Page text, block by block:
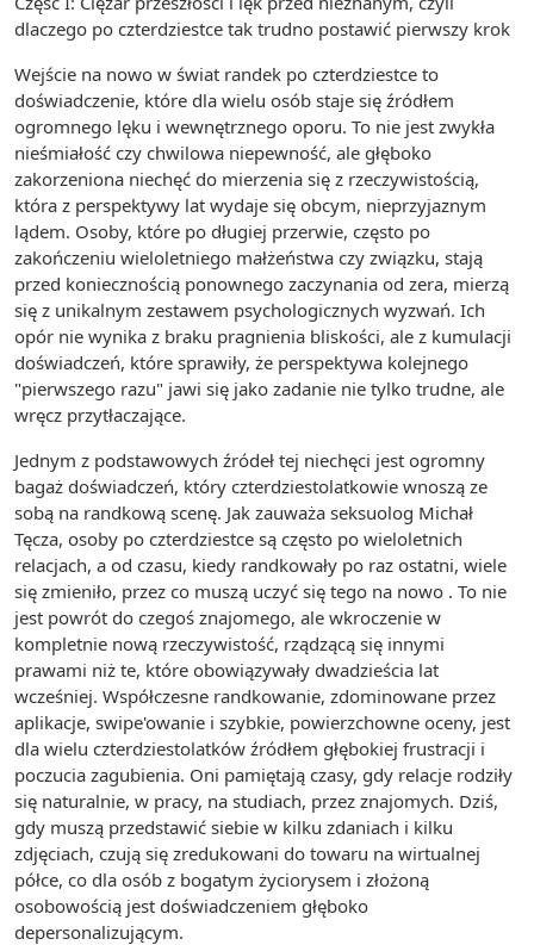
dlaczego po czterdziestce tak trudno postawić pierwszy krok
Wejście na nowo w świat randek po czterdziestce to
doświadczenie, które dla wielu osób staje się źródłem
ogromnego lęku i wewnętrznego oporu. To nie jest zwykła
nieśmiałość czy chwilowa niepewność, ale głęboko
zakorzeniona niechęć do mierzenia się z rzeczywistością,
która z perspektywy lat wydaje się obcym, nieprzyjaznym
lądem. Osoby, które po długiej przerwie, często po
zakończeniu wieloletniego małżeństwa czy związku, stają
przed koniecznością ponownego zaczynania od zera, mierzą
się z unikalnym zestawem psychologicznych wyzwań. Ich
opór nie wynika z braku pragnienia bliskości, ale z kumulacji
doświadczeń, które sprawiły, że perspektywa kolejnego
"pierwszego razu" jawi się jako zadanie nie tylko trudne, ale
wręcz przytłaczające.
Jednym z podstawowych źródeł tej niechęci jest ogromny
bagaż doświadczeń, który czterdziestolatkowie wnoszą ze
sobą na randkową scenę. Jak zauważa seksuolog Michał
Tęcza, osoby po czterdziestce są często po wieloletnich
relacjach, a od czasu, kiedy randkowały po raz ostatni, wiele
się zmieniło, przez co muszą uczyć się tego na nowo . To nie
jest powrót do czegoś znajomego, ale wkroczenie w
kompletnie nową rzeczywistość, rządzącą się innymi
prawami niż te, które obowiązywały dwadzieścia lat
wcześniej. Współczesne randkowanie, zdominowane przez
aplikacje, swipe'owanie i szybkie, powierzchowne oceny, jest
dla wielu czterdziestolatków źródłem głębokiej frustracji i
poczucia zagubienia. Oni pamiętają czasy, gdy relacje rodziły
się naturalnie, w pracy, na studiach, przez znajomych. Dziś,
gdy muszą przedstawić siebie w kilku zdaniach i kilku
zdjęciach, czują się zredukowani do towaru na wirtualnej
półce, co dla osób z bogatym życiorysem i złożoną
osobowością jest doświadczeniem głęboko
depersonalizującym.